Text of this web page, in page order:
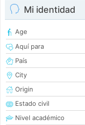
Mi identidad
Age
Aquí para
País
City
Origin
Estado civil
Nivel académico